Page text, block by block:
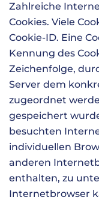
Zahlreiche
Cookies. Viele
Cookie-ID. Eine
Kennung des
Zeichenfolge,
Server dem
zugeordnet
gespeichert
besuchten
individuellen
anderen
enthalten, zu
Internetbrowser